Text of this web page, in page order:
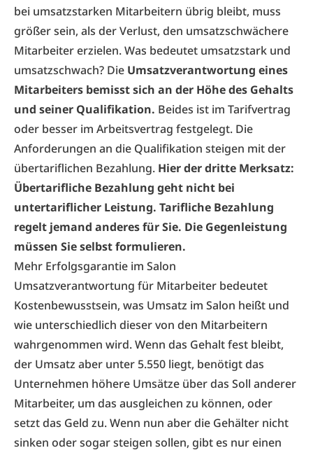
bei umsatzstarken Mitarbeitern übrig bleibt, muss
größer sein, als der Verlust, den umsatzschwächere
Mitarbeiter erzielen. Was bedeutet umsatzstark und
umsatzschwach? Die Umsatzverantwortung eines
Mitarbeiters bemisst sich an der Höhe des Gehalts
und seiner Qualifikation. Beides ist im Tarifvertrag
oder besser im Arbeitsvertrag festgelegt. Die
Anforderungen an die Qualifikation steigen mit der
über­tariflichen Bezahlung. Hier der dritte Merksatz:
Übertarifliche Bezahlung geht nicht bei
untertariflicher Leistung. Tarifliche Bezahlung
regelt jemand anderes für Sie. Die Gegenleistung
müssen Sie selbst formulieren.
Mehr Erfolgsgarantie im Salon
Umsatzverantwortung für Mitarbeiter bedeutet
Kostenbewusstsein, was Umsatz im Salon heißt und
wie unterschiedlich dieser von den Mitarbeitern
wahrgenommen wird. Wenn das Gehalt fest bleibt,
der Umsatz aber unter 5.550 liegt, benötigt das
Unternehmen höhere Umsätze über das Soll anderer
Mitarbeiter, um das ausgleichen zu können, oder
setzt das Geld zu. Wenn nun aber die Gehälter nicht
sinken oder sogar steigen sollen, gibt es nur einen